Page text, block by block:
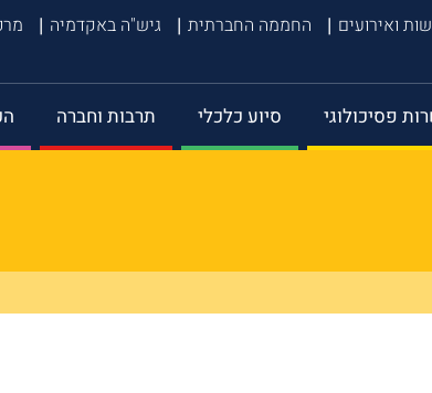
ואירועים החממה החברתית גיש"ה באקדמיה
פסיכולוגי סיוע כלכלי תרבות וחברה